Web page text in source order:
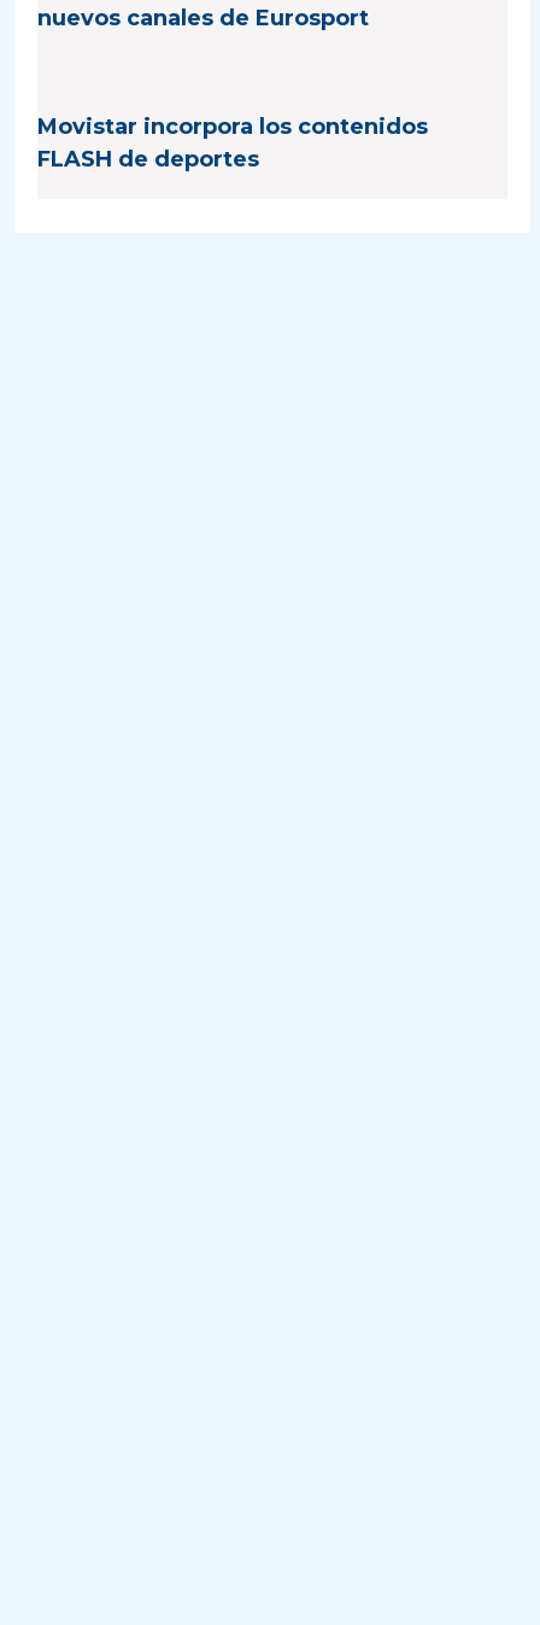
nuevos canales de Eurosport
Movistar incorpora los contenidos
FLASH de deportes